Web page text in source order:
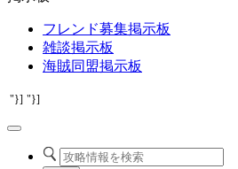
フレンド募集掲示板
雑談掲示板
海賊同盟掲示板
"}] "}]